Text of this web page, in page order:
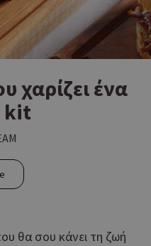
χαρίζει ένα
kit
θα σου κάνει τη ζωή